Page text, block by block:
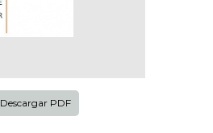
Descargar PDF